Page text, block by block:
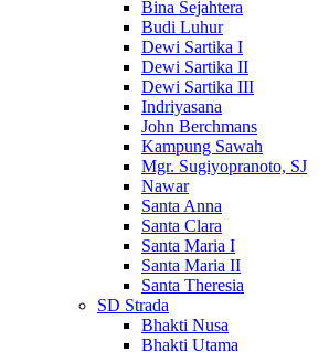
Bina Sejahtera
Budi Luhur
Dewi Sartika I
Dewi Sartika II
Dewi Sartika III
Indriyasana
John Berchmans
Kampung Sawah
Mgr. Sugiyopranoto, SJ
Nawar
Santa Anna
Santa Clara
Santa Maria I
Santa Maria II
Santa Theresia
SD Strada
Bhakti Nusa
Bhakti Utama